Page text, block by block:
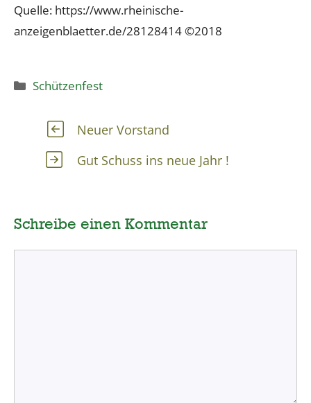
Quelle: https://www.rheinische-
anzeigenblaetter.de/28128414 ©2018
Kategorien
Schützenfest
Neuer Vorstand
Gut Schuss ins neue Jahr !
Schreibe einen Kommentar